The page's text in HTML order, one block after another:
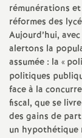
rémunérations
réformes des
Aujourd’hui,
alertons la
assumée : la «
politiques
face à la
fiscal, que se
des gains de
un hypothétique